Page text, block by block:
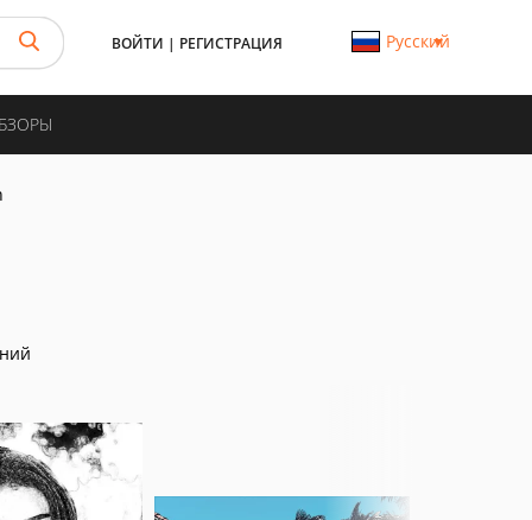
ВОЙТИ | РЕГИСТРАЦИЯ Русский